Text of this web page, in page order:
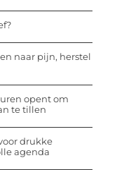
naar pijn, herstel
opent om
te tillen
drukke
agenda